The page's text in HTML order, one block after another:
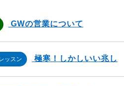
GWの営業について
ッスン 極寒！しかしいい兆し